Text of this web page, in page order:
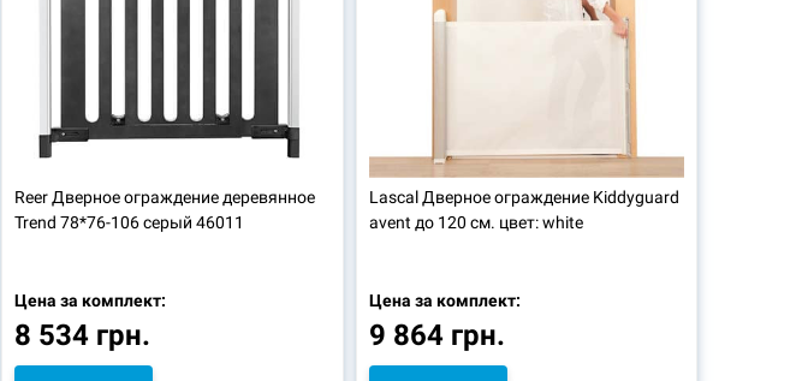
Reer Дверное ограждение деревянное
Trend 78*76-106 серый 46011
Цена за комплект:
8 534 грн.
Lascal Дверное ограждение Kiddyguard
avent до 120 см. цвет: white
Цена за комплект:
9 864 грн.